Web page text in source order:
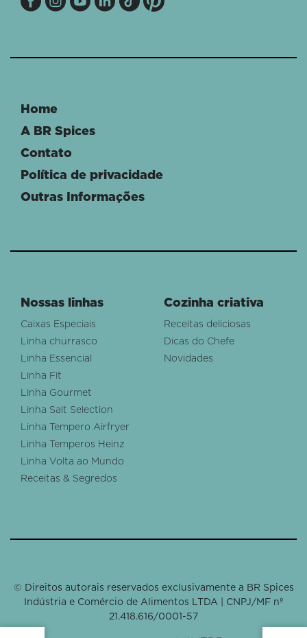
Home
A BR Spices
Contato
Política de privacidade
Outras Informações
Nossas linhas
Caixas Especiais
Linha churrasco
Linha Essencial
Linha Fit
Linha Gourmet
Linha Salt Selection
Linha Tempero Airfryer
Linha Temperos Heinz
Linha Volta ao Mundo
Receitas & Segredos
Cozinha criativa
Receitas deliciosas
Dicas do Chefe
Novidades
© Direitos autorais reservados exclusivamente a BR Spices
Indústria e Comércio de Alimentos LTDA | CNPJ/MF nº
21.418.616/0001-57